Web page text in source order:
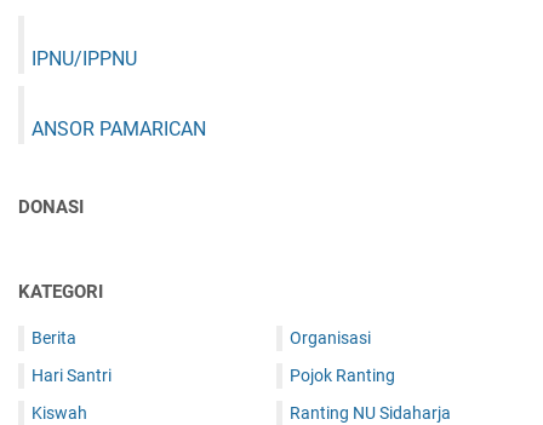
IPNU/IPPNU
ANSOR PAMARICAN
DONASI
KATEGORI
Berita
Hari Santri
Kiswah
Organisasi
Pojok Ranting
Ranting NU Sidaharja